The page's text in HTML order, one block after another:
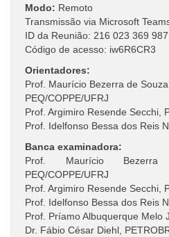
Modo: Remoto
Transmissão via Microsoft
ID da Reunião: 216 023 369 987
Código de acesso: iw6R6CR3
Orientadores:
Prof. Maurício Bezerra de Souza
PEQ/COPPE/UFRJ
Prof. Argimiro Resende Secchi,
Prof. Idelfonso Bessa dos Reis
Banca examinadora:
Prof. Maurício
PEQ/COPPE/UFRJ
Prof. Argimiro Resende Secchi,
Prof. Idelfonso Bessa dos Reis
Prof. Príamo Albuquerque Melo
Dr. Fábio César Diehl,